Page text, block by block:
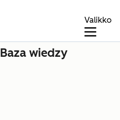
Valikko
Baza wiedzy